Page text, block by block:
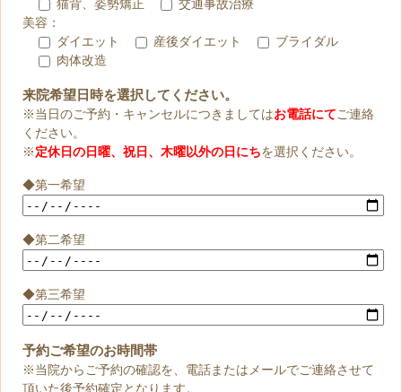
猫背、姿勢矯正
交通事故治療
美容：
ダイエット
産後ダイエット
ブライダル
肉体改造
来院希望日時を選択してください。
※当日のご予約・キャンセルにつきましてはお電話にてご連絡
ください。
※定休日の日曜、祝日、木曜以外の日にちを選択ください。
◆第一希望
◆第二希望
◆第三希望
予約ご希望のお時間帯
※当院からご予約の確認を、電話またはメールでご連絡させて
頂いた後予約確定となります。